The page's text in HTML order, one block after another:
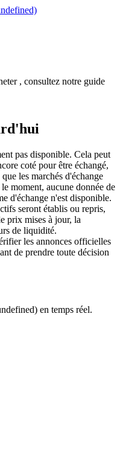
garantie
, consultez notre guide
pas disponible. Cela peut
coté pour être échangé,
les marchés d'échange
moment, aucune donnée de
d'échange n'est disponible.
seront établis ou repris,
prix mises à jour, la
de liquidité.
les annonces officielles
de prendre toute décision
en temps réel.